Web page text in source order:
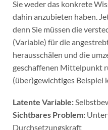
Sie weder das konkrete
dahin anzubieten haben.
denn Sie müssen die
(Variable) für die
herausschälen und die
geschaffenen Mittelpunkt
(über)gewichtiges Beispiel
Latente Variable:
Sichtbares Problem:
Durchsetzungskraft